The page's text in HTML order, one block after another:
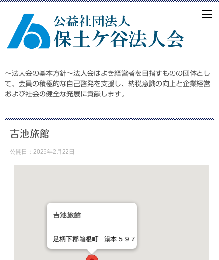
～法人会の基本方針～法人会はよき経営者を目指すものの団体とし
て、会員の積極的な自己啓発を支援し、納税意識の向上と企業経営
および社会の健全な発展に貢献します。
吉池旅館
公開日： 2026年2月22日
吉池旅館
足柄下郡箱根町 - 湯本５９７